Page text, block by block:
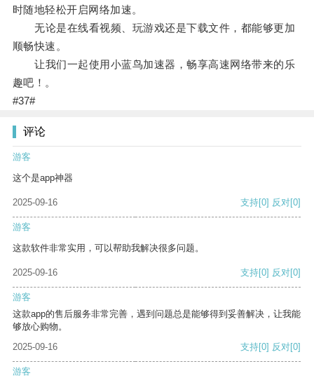
时随地轻松开启网络加速。
无论是在线看视频、玩游戏还是下载文件，都能够更加
顺畅快速。
让我们一起使用小蓝鸟加速器，畅享高速网络带来的乐
趣吧！。
#37#
评论
游客
这个是app神器
2025-09-16 支持[0] 反对[0]
游客
这款软件非常实用，可以帮助我解决很多问题。
2025-09-16 支持[0] 反对[0]
游客
这款app的售后服务非常完善，遇到问题总是能够得到妥善解决，让我能
够放心购物。
2025-09-16
支持[0] 反对[0]
游客